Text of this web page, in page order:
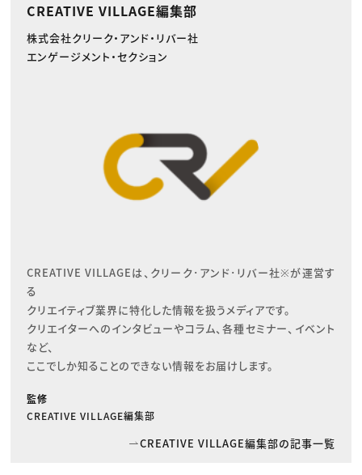
CREATIVE VILLAGE編集部
株式会社クリーク・アンド・リバー社
エンゲージメント・セクション
CREATIVE VILLAGEは、クリーク･アンド･リバー社※が運営す
る
クリエイティブ業界に特化した情報を扱うメディアです。
クリエイターへのインタビューやコラム、各種セミナー、イベント
など、
ここでしか知ることのできない情報をお届けします。
監修
CREATIVE VILLAGE編集部
CREATIVE VILLAGE編集部の記事一覧